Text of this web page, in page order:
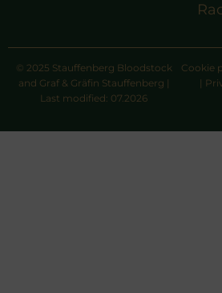
© 2025 Stauffenberg Bloodstock
and Graf & Gräfin Stauffenberg |
Last modified: 07.2026
Cookie
|